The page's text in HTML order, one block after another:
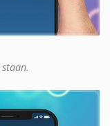
staan.